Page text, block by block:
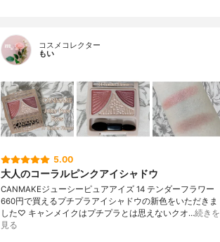
コスメコレクター
もい
5.00
大人のコーラルピンクアイシャドウ
CANMAKEジューシーピュアアイズ 14 テンダーフラワー
660円で買えるプチプラアイシャドウの新色をいただきま
した♡ キャンメイクはプチプラとは思えないクオ…続きを
見る